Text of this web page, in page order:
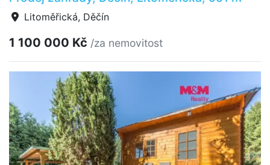
Litoměřická, Děčín
1 100 000 Kč /za nemovitost